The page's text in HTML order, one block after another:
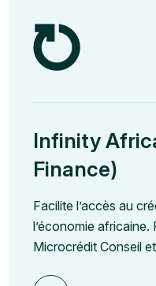
Infinity
Finance)
Facilite l’accès au
l’économie
Microcrédit Conseil et